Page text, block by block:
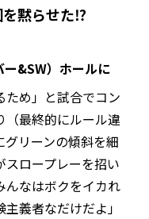
を黙らせた⁉︎
&SW）ホールに
ため」と試合でコン
（最終的にルール違
リーンの傾斜を細
ロープレーを招い
んなはボクをイカれ
義者なだけだよ」